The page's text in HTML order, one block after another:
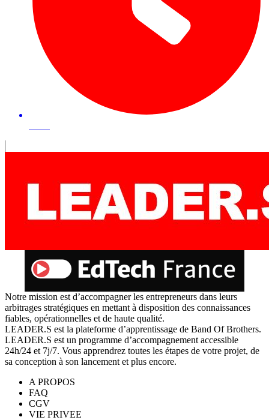
Notre mission est d’accompagner les entrepreneurs dans leurs
arbitrages stratégiques en mettant à disposition des connaissances
fiables, opérationnelles et de haute qualité.
LEADER.S est la plateforme d’apprentissage de Band Of Brothers.
LEADER.S est un programme d’accompagnement accessible
24h/24 et 7j/7. Vous apprendrez toutes les étapes de votre projet, de
sa conception à son lancement et plus encore.
A PROPOS
FAQ
CGV
VIE PRIVEE